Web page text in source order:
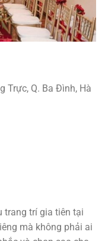
Trực, Q. Ba Đình, Hà
trang trí gia tiên tại
mà không phải ai